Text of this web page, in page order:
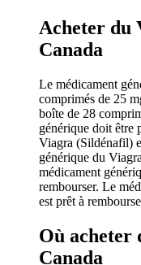
Acheter du
Canada
Le médicament
comprimés de 25
boîte de 28
générique doit être
Viagra (Sildénafil)
générique du
médicament
rembourser. Le
est prêt à
Où acheter
Canada